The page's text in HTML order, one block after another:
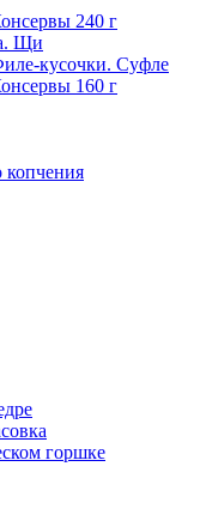
240 г
Щи
кусочки. Суфле
160 г
копчения
горшке